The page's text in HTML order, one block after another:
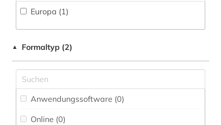
Europa (1)
▲ Formaltyp (2)
Anwendungssoftware (0)
Online (0)